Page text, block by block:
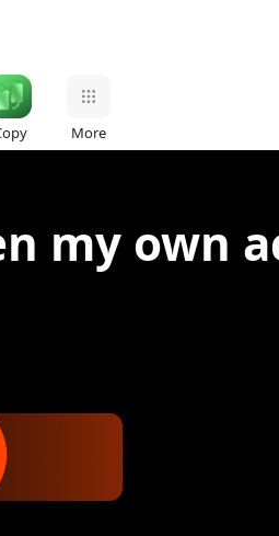
More
my own